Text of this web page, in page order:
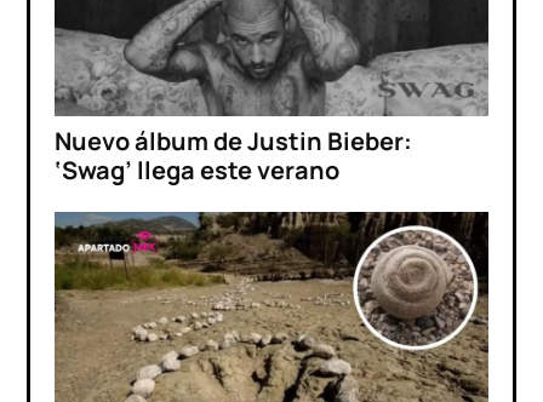
Nuevo álbum de Justin Bieber:
‘Swag’ llega este verano